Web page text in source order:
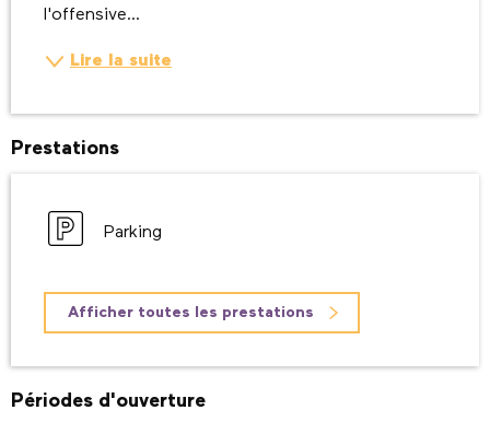
l'offensive...
Lire la suite
Prestations
Parking
Afficher toutes les prestations
Périodes d'ouverture